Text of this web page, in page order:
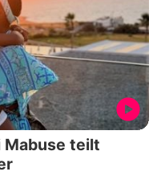
teilt